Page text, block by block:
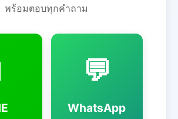
พร้อมตอบทุกคำถาม
💬
WhatsApp